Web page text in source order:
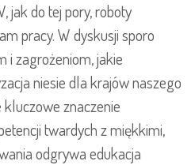
jak do tej pory, roboty
pracy. W dyskusji sporo
i zagrożeniom, jakie
niesie dla krajów naszego
znaczenie
twardych z miękkimi,
odgrywa edukacja